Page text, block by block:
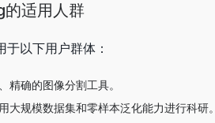
适用人群
以下用户群体：
精确的图像分割工具。
大规模数据集和零样本泛化能力进行科研。